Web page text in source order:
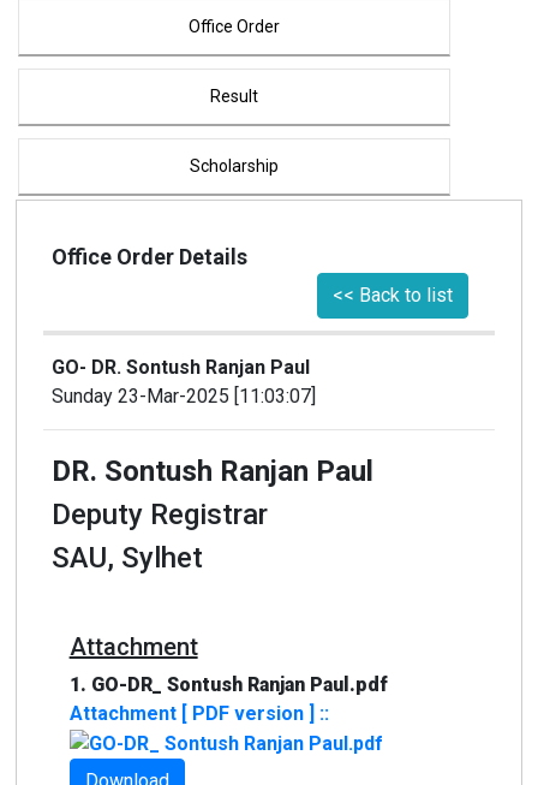
Office Order
Result
Scholarship
Job Circular
Office Order Details
<< Back to list
GO- DR. Sontush Ranjan Paul
Sunday 23-Mar-2025 [11:03:07]
DR. Sontush Ranjan Paul
Deputy Registrar
SAU, Sylhet
Attachment
1. GO-DR_ Sontush Ranjan Paul.pdf
Attachment [ PDF version ] ::